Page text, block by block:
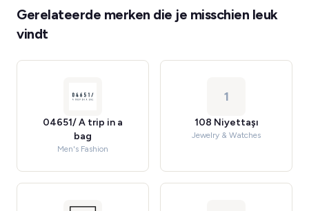
Gerelateerde merken die je misschien leuk
vindt
04651/ A trip in a
bag
Men's Fashion
1
108 Niyettaşı
Jewelry & Watches